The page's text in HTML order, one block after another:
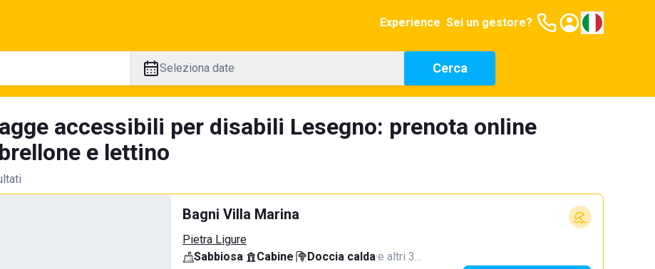
Experience Sei un gestore?
Seleziona date Cerca
accessibili per disabili Lesegno: prenota online
e lettino
Bagni Villa Marina
Pietra Ligure
Sabbiosa· Cabine· Doccia calda·e altri 3…